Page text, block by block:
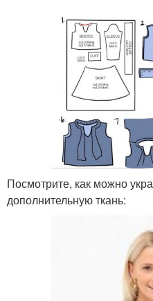
Посмотрите, как можно
дополнительную ткань: